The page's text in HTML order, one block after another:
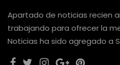
Apartado de noticias recien
trabajando para ofrecer la
Noticias ha sido agregado a